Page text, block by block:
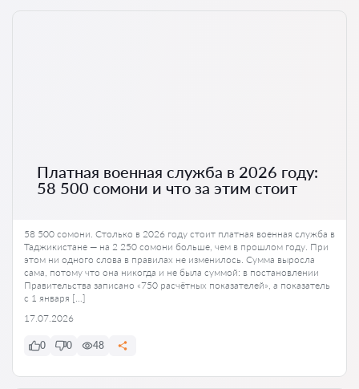
Платная военная служба в 2026 году:
58 500 сомони и что за этим стоит
58 500 сомони. Столько в 2026 году стоит платная военная служба в
Таджикистане — на 2 250 сомони больше, чем в прошлом году. При
этом ни одного слова в правилах не изменилось. Сумма выросла
сама, потому что она никогда и не была суммой: в постановлении
Правительства записано «750 расчётных показателей», а показатель
с 1 января […]
17.07.2026
0 0 48